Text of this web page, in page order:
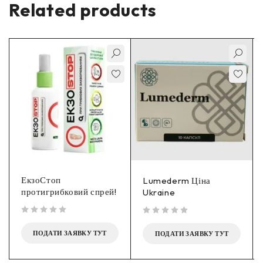
Related products
ЕкзоСтоп
протигрибковий спрей!
ПОДАТИ ЗАЯВКУ ТУТ
Lumederm Ціна
Ukraine
ПОДАТИ ЗАЯВКУ ТУТ